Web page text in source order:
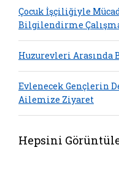
Çocuk İşçiliğiyle
Bilgilendirme
Huzurevleri Arasında
Evlenecek Gençlerin
Ailemize Ziyaret
Hepsini